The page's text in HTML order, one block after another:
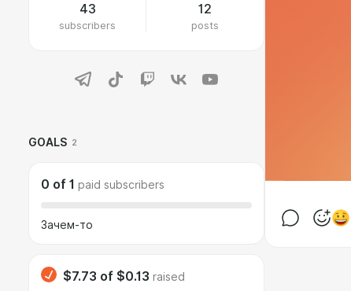
43
subscribers
12
posts
GOALS 2
0 of 1 paid subscribers
Зачем-то
$7.73 of $0.13 raised